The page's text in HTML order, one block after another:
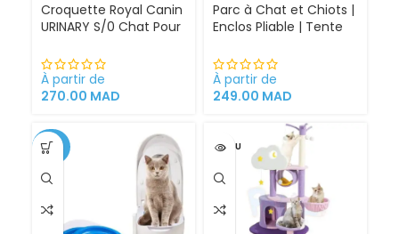
Croquette Royal Canin
URINARY S/0 Chat Pour
Cystite régime
médicalisé
À partir de
270.00 MAD
Parc à Chat et Chiots |
Enclos Pliable | Tente
et extérieur
À partir de
249.00 MAD
-34% VENDU